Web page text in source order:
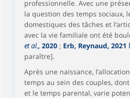
professionnelle. Avec une
la question des temps sociaux,
domestiques des tâches et
avec la vie familiale ont été
et al., 2020 ; Erb, Reynaud, 2021
paraître].
Après une naissance,
temps au sein des couples,
et le temps parental, varie